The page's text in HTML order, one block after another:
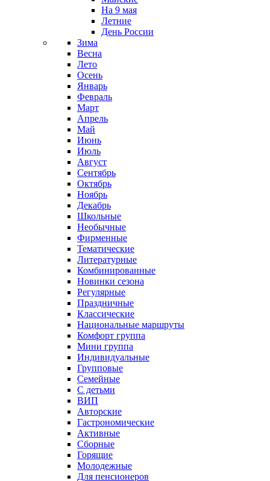
На 9 мая
Летние
День России
Зима
Весна
Лето
Осень
Январь
Февраль
Март
Апрель
Май
Июнь
Июль
Август
Сентябрь
Октябрь
Ноябрь
Декабрь
Школьные
Необычные
Фирменные
Тематические
Литературные
Комбинированные
Новинки сезона
Регулярные
Праздничные
Классические
Национальные маршруты
Комфорт группа
Мини группа
Индивидуальные
Групповые
Семейные
С детьми
ВИП
Авторские
Гастрономические
Активные
Сборные
Горящие
Молодежные
Для пенсионеров